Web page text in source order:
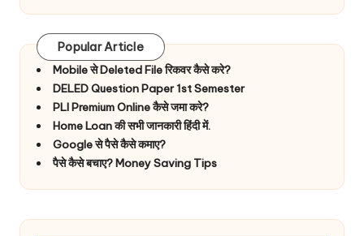
Popular Article
Mobile से Deleted File रिकवर कैसे करे?
DELED Question Paper 1st Semester
PLI Premium Online कैसे जमा करे?
Home Loan की सभी जानकारी हिंदी में.
Google से पैसे कैसे कमाए?
पैसे कैसे बचाए? Money Saving Tips